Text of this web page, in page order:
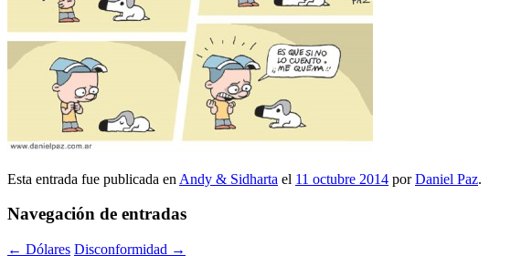
Esta entrada fue publicada en Andy & Sidharta el 11 octubre 2014 porDaniel Paz.
Navegación de entradas
← Dólares Disconformidad →